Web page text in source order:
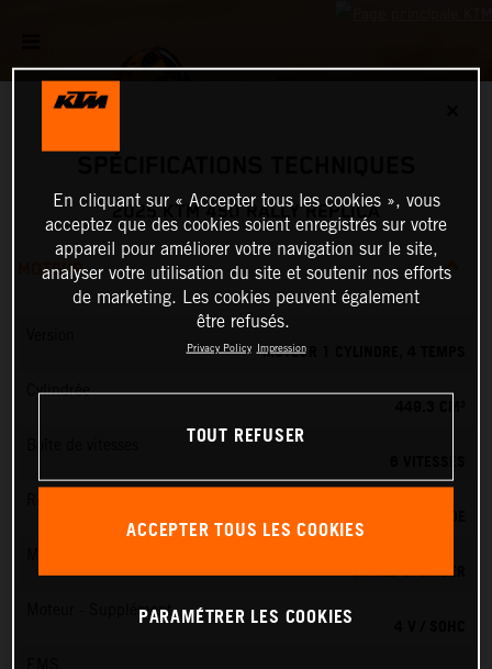
2025 KTM 450 RALLY REPLICA
MOTEUR
MOTEUR 1 CYLINDRE, 4 TEMPS
Cylindrée
REFROIDISSEMENT LIQUIDE
SINGLE CYLINDER
Moteur - Supplément
En cliquant sur « Accepter tous les cookies », vous
acceptez que des cookies soient enregistrés sur votre
appareil pour améliorer votre navigation sur le site,
analyser votre utilisation du site et soutenir nos efforts
de marketing. Les cookies peuvent également
être refusés.
Privacy Policy Impression
TOUT REFUSER
ACCEPTER TOUS LES COOKIES
PARAMÉTRER LES COOKIES